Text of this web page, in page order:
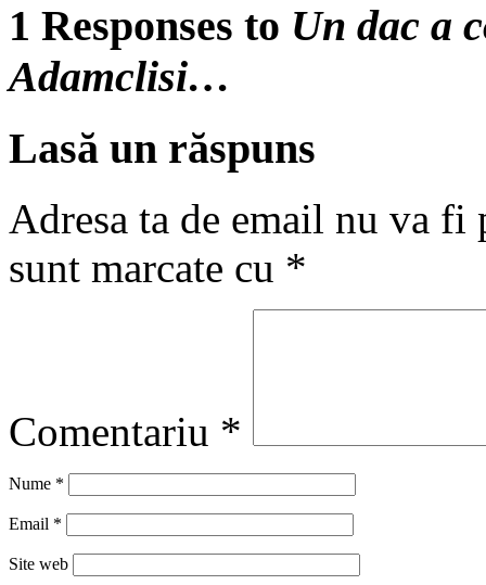
1 Responses to Un dac a
Adamclisi…
Lasă un răspuns
Adresa ta de email nu va fi
sunt marcate cu *
Comentariu *
Nume *
Email *
Site web